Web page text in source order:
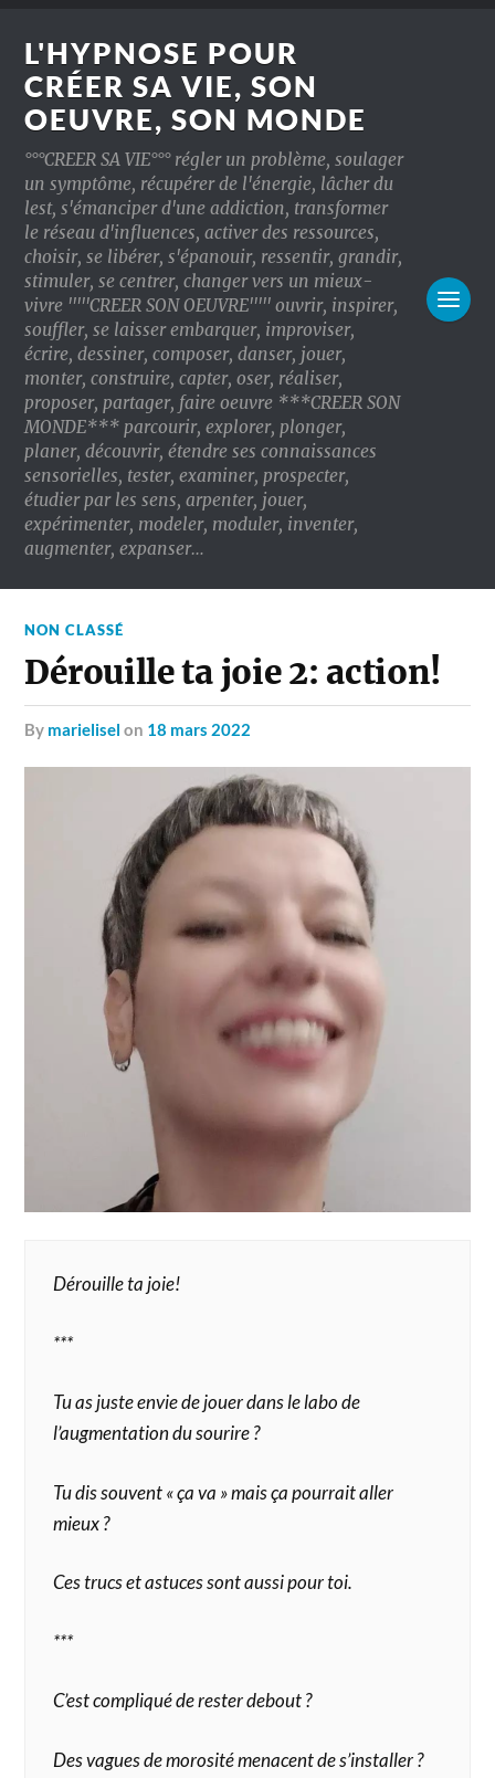
L'HYPNOSE POUR
CRÉER SA VIE, SON
OEUVRE, SON MONDE
°°°CREER SA VIE°°° régler un problème, soulager
un symptôme, récupérer de l'énergie, lâcher du
lest, s'émanciper d'une addiction, transformer
le réseau d'influences, activer des ressources,
choisir, se libérer, s'épanouir, ressentir, grandir,
stimuler, se centrer, changer vers un mieux-
vivre '''''CREER SON OEUVRE''''' ouvrir, inspirer,
souffler, se laisser embarquer, improviser,
écrire, dessiner, composer, danser, jouer,
monter, construire, capter, oser, réaliser,
proposer, partager, faire oeuvre ***CREER SON
MONDE*** parcourir, explorer, plonger,
planer, découvrir, étendre ses connaissances
sensorielles, tester, examiner, prospecter,
étudier par les sens, arpenter, jouer,
expérimenter, modeler, moduler, inventer,
augmenter, expanser…
NON CLASSÉ
Dérouille ta joie 2: action!
by marielisel on 18 mars 2022
Dérouille ta joie!
***
Tu as juste envie de jouer dans le labo de
l’augmentation du sourire ?
Tu dis souvent « ça va » mais ça pourrait aller
mieux ?
Ces trucs et astuces sont aussi pour toi.
***
C’est compliqué de rester debout ?
Des vagues de morosité menacent de s’installer ?